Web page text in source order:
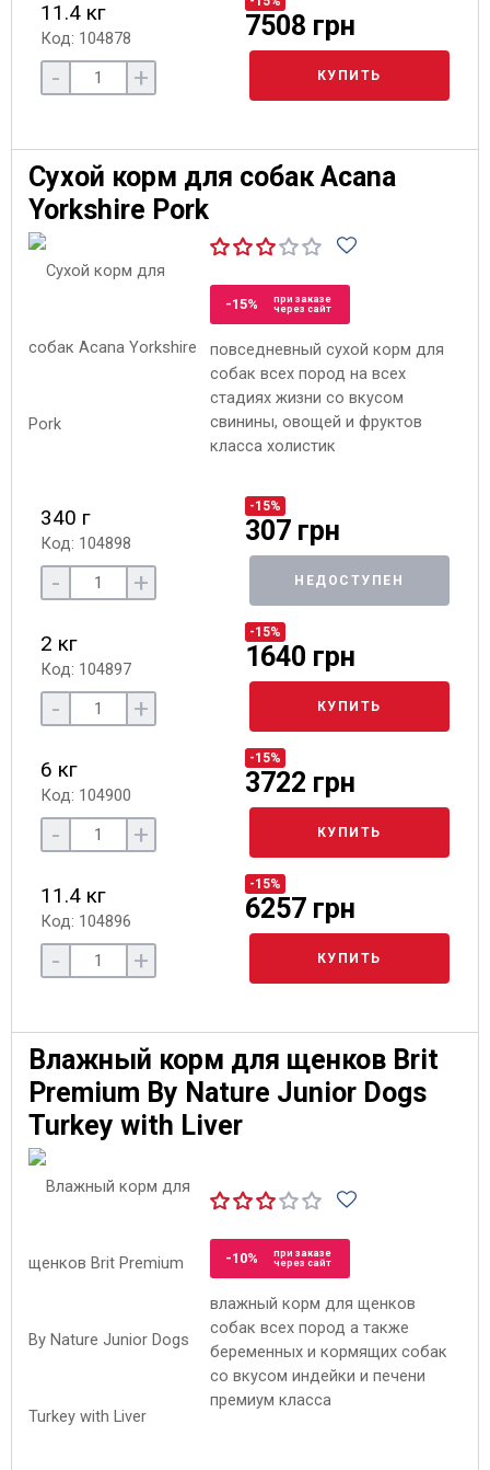
11.4 кг
Код: 104878 7508 грн
- + КУПИТЬ
Сухой корм для собак Acana
Yorkshire Pork
-15%
при заказе
через сайт
повседневный сухой корм для
собак всех пород на всех
стадиях жизни со вкусом
свинины, овощей и фруктов
класса холистик
340 г
Код: 104898
-15%
307 грн
- + НЕДОСТУПЕН
2 кг
Код: 104897
-15%
1640 грн
- + КУПИТЬ
6 кг
Код: 104900
-15%
3722 грн
- + КУПИТЬ
11.4 кг
Код: 104896
-15%
6257 грн
- + КУПИТЬ
Влажный корм для щенков Brit
Premium By Nature Junior Dogs
Turkey with Liver
-10%
при заказе
через сайт
влажный корм для щенков
собак всех пород а также
беременных и кормящих собак
со вкусом индейки и печени
премиум класса